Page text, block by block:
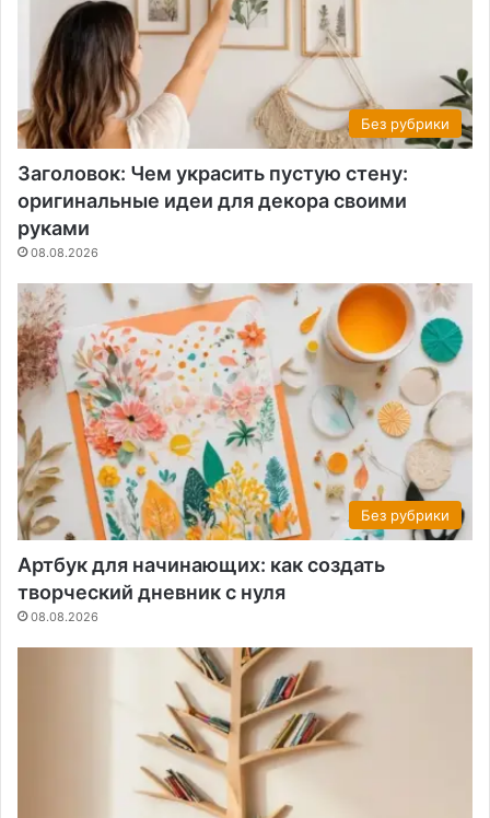
Без рубрики
Заголовок: Чем украсить пустую стену:
оригинальные идеи для декора своими
руками
08.08.2026
Без рубрики
Артбук для начинающих: как создать
творческий дневник с нуля
08.08.2026